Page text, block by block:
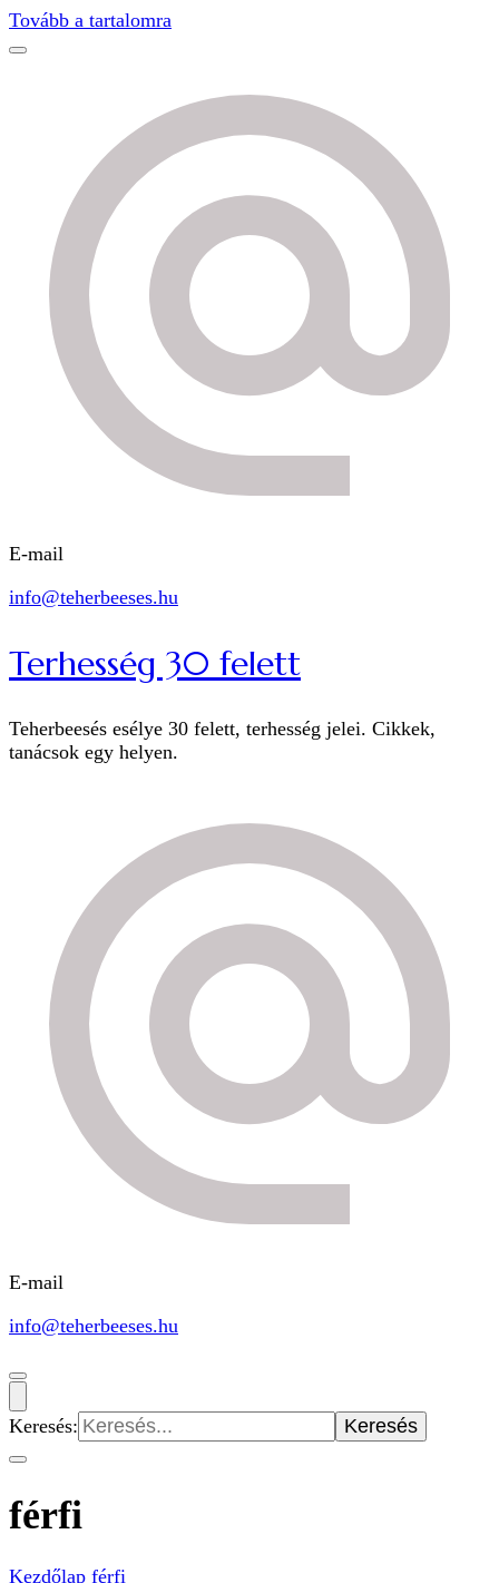
Tovább a tartalomra
E-mail
info@teherbeeses.hu
Terhesség 30 felett
Teherbeesés esélye 30 felett, terhesség jelei. Cikkek,
tanácsok egy helyen.
E-mail
info@teherbeeses.hu
Keresés:
férfi
Kezdőlap férfi